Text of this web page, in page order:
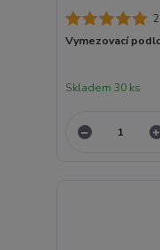
Vymezovací
Skladem 30 ks